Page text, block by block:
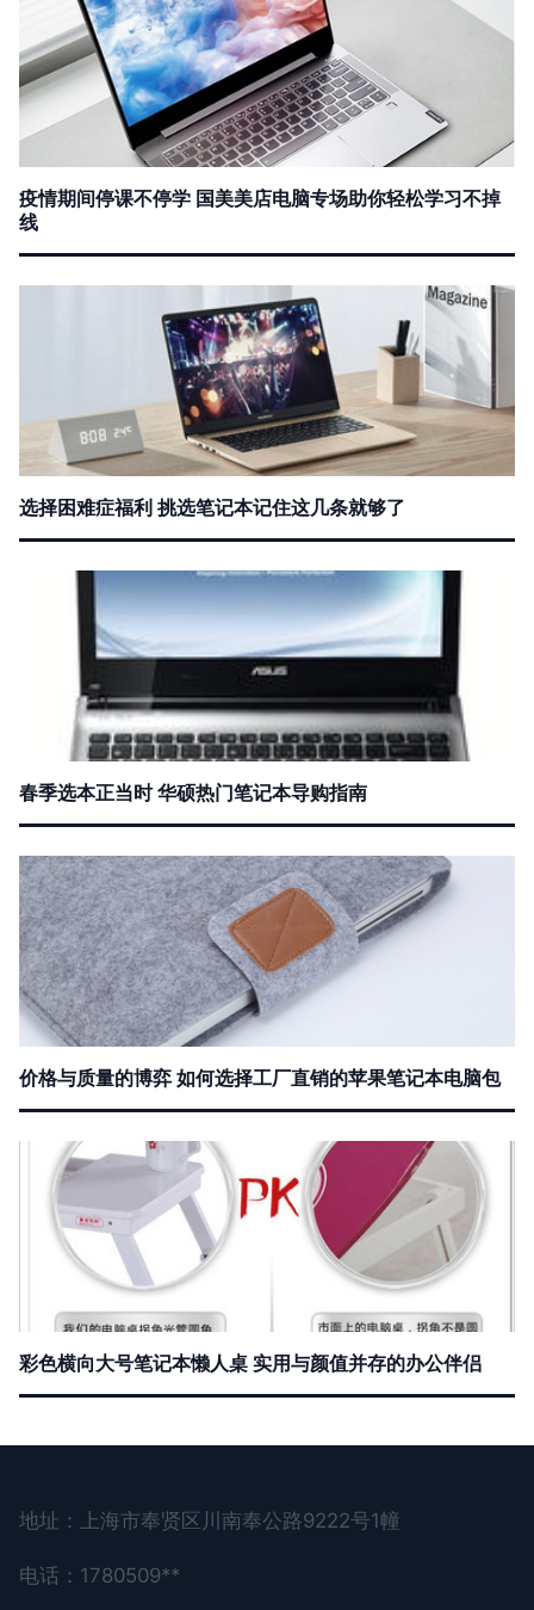
疫情期间停课不停学 国美美店电脑专场助你轻松学习不掉
线
选择困难症福利 挑选笔记本记住这几条就够了
春季选本正当时 华硕热门笔记本导购指南
价格与质量的博弈 如何选择工厂直销的苹果笔记本电脑包
彩色横向大号笔记本懒人桌 实用与颜值并存的办公伴侣
地址：上海市奉贤区川南奉公路9222号1幢
电话：1780509**